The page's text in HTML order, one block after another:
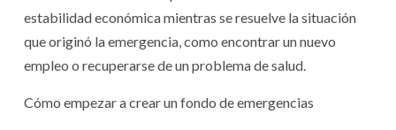
estabilidad económica mientras se resuelve la situación
que originó la emergencia, como encontrar un nuevo
empleo o recuperarse de un problema de salud.
Cómo empezar a crear un fondo de emergencias